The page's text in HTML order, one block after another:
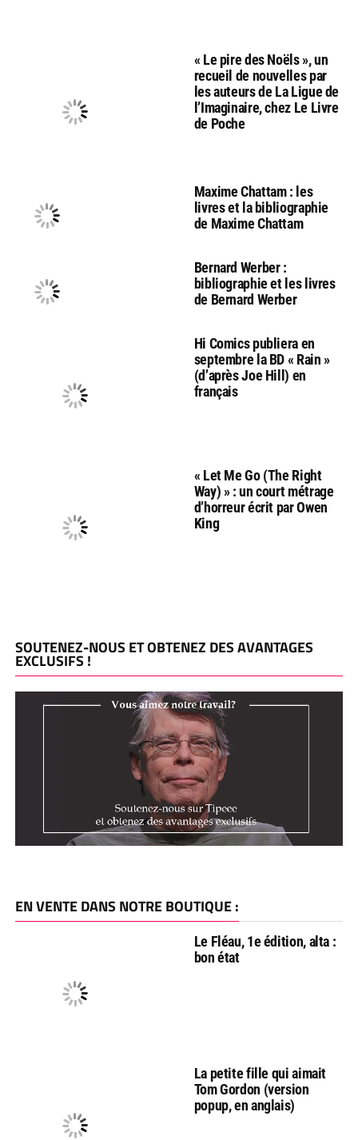
« Le pire des Noëls », un
recueil de nouvelles par
les auteurs de La Ligue de
l’Imaginaire, chez Le Livre
de Poche
Maxime Chattam : les
livres et la bibliographie
de Maxime Chattam
Bernard Werber :
bibliographie et les livres
de Bernard Werber
Hi Comics publiera en
septembre la BD « Rain »
(d’après Joe Hill) en
français
« Let Me Go (The Right
Way) » : un court métrage
d’horreur écrit par Owen
King
SOUTENEZ-NOUS ET OBTENEZ DES AVANTAGES
EXCLUSIFS !
EN VENTE DANS NOTRE BOUTIQUE :
Le Fléau, 1e édition, alta :
bon état
La petite fille qui aimait
Tom Gordon (version
popup, en anglais)